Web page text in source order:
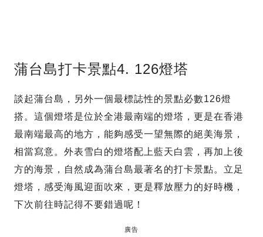
蒲台島打卡景點4. 126燈塔
談起蒲台島，另外一個最標誌性的景點必數126燈
搭。這個燈塔是位於全港最南端的燈塔，更是在香港
最南端最高的地方，能夠感受一望無際的絕美海景，
相當寫意。外表雪白的燈塔配上藍天白雲，再加上後
方的海景，自然成為蒲台島最著名的打卡景點。立足
燈塔，感受海風迎面吹來，更是釋放壓力的好時機，
下次前往時記得不要錯過呢！
廣告